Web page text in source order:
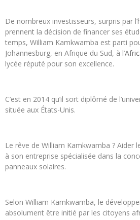
De nombreux investisseurs, surpris par
prennent la décision de financer ses
temps, William Kamkwamba est parti
Johannesburg, en Afrique du Sud, à l’
lycée réputé pour son excellence.
C’est en 2014 qu’il sort diplômé de
située aux États-Unis.
Le rêve de William Kamkwamba ? Aider
à son entreprise spécialisée dans la
panneaux solaires.
Selon William Kamkwamba, le
absolument être initié par les citoyens